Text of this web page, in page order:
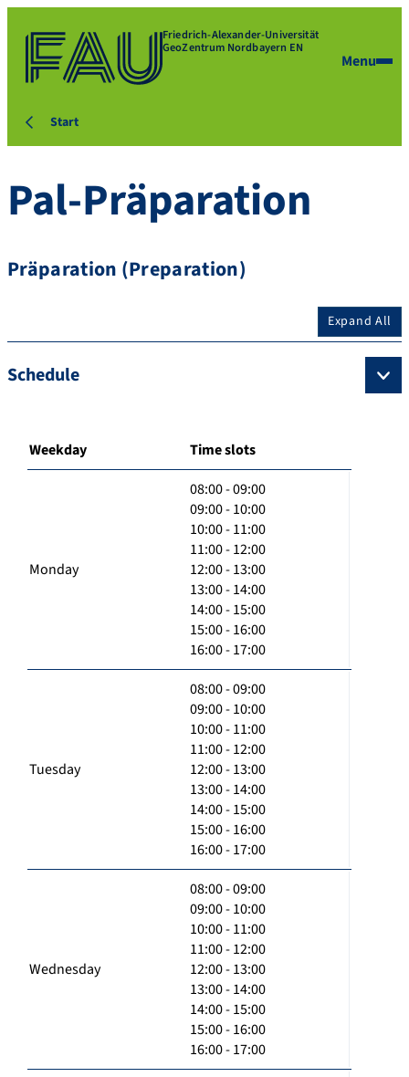
Friedrich-Alexander-Universität
GeoZentrum Nordbayern EN
Menu
Start
Pal-Präparation
Präparation (Preparation)
Expand All
Schedule
Weekday Time slots
Monday
08:00 - 09:00
09:00 - 10:00
10:00 - 11:00
11:00 - 12:00
12:00 - 13:00
13:00 - 14:00
14:00 - 15:00
15:00 - 16:00
16:00 - 17:00
Tuesday
08:00 - 09:00
09:00 - 10:00
10:00 - 11:00
11:00 - 12:00
12:00 - 13:00
13:00 - 14:00
14:00 - 15:00
15:00 - 16:00
16:00 - 17:00
Wednesday
08:00 - 09:00
09:00 - 10:00
10:00 - 11:00
11:00 - 12:00
12:00 - 13:00
13:00 - 14:00
14:00 - 15:00
15:00 - 16:00
16:00 - 17:00